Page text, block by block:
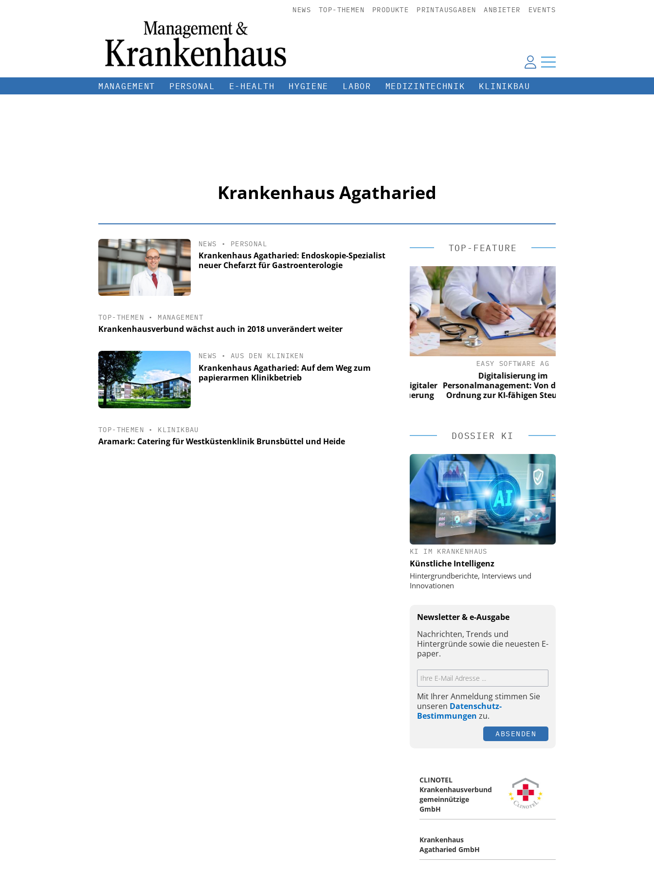
NEWS TOP-THEMEN PRODUKTE PRINTAUSGABEN ANBIETER EVENTS
MANAGEMENT PERSONAL E-HEALTH HYGIENE LABOR MEDIZINTECHNIK KLINIKBAU
Krankenhaus Agatharied
NEWS • PERSONAL
Krankenhaus Agatharied: Endoskopie-Spezialist
neuer Chefarzt für Gastroenterologie
TOP-THEMEN • MANAGEMENT
Krankenhausverbund wächst auch in 2018 unverändert weiter
NEWS • AUS DEN KLINIKEN
Krankenhaus Agatharied: Auf dem Weg zum
papierarmen Klinikbetrieb
TOP-THEMEN • KLINIKBAU
Aramark: Catering für Westküstenklinik Brunsbüttel und Heide
TOP-FEATURE
EASY SOFTWARE AG
Digitalisierung im
Personalmanagement: Von digitaler
Ordnung zur KI-fähigen Steuerung
EASY SOFTWARE AG
Digitalisierung im
Personalmanagement: Von digitaler
Ordnung zur KI-fähigen Steuerung
EASY SOFTWARE AG
Digitalisierung im
Personalmanagement: Von digitaler
Ordnung zur KI-fähigen Steuerung
DOSSIER KI
KI IM KRANKENHAUS
Künstliche Intelligenz
Hintergrundberichte, Interviews und
Innovationen
Newsletter & e-Ausgabe
Nachrichten, Trends und
Hintergründe sowie die neuesten E-
paper.
Mit Ihrer Anmeldung stimmen Sie
unseren Datenschutz-
Bestimmungen zu.
ABSENDEN
CLINOTEL
Krankenhausverbund
gemeinnützige
GmbH
Krankenhaus
Agatharied GmbH